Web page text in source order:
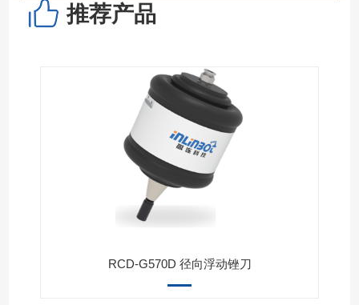
推荐产品
RCD-G570D 径向浮动锉刀